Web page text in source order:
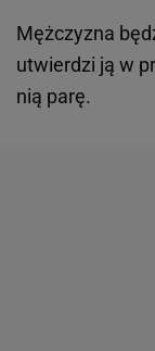
Mężczyzna
utwierdzi ją w
nią parę.